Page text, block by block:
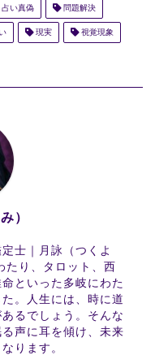
占い真偽 問題解決
現実 視覚現象
）
士｜月詠（つくよ
たり、タロット、西
といった多岐にわた
。人生には、時に道
るでしょう。そんな
声に耳を傾け、未来
ります。